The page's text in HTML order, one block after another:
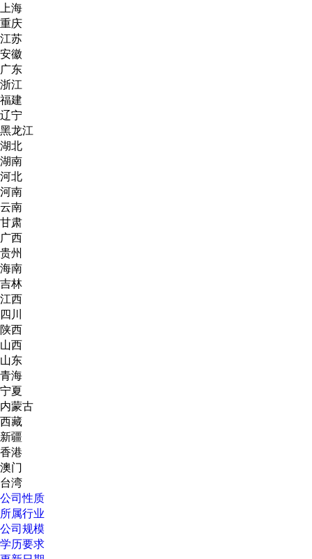
上海
重庆
江苏
安徽
广东
浙江
福建
辽宁
黑龙江
湖北
湖南
河北
河南
云南
甘肃
广西
贵州
海南
吉林
江西
四川
陕西
山西
山东
青海
宁夏
内蒙古
西藏
新疆
香港
澳门
台湾
公司性质
所属行业
公司规模
学历要求